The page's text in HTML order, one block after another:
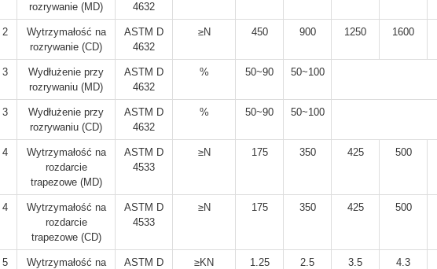
rozrywanie (MD)
4632
2
Wytrzymałość na
rozrywanie (CD)
ASTM D
4632
≥N 450 900 1250 1600
3
Wydłużenie przy
rozrywaniu (MD)
ASTM D
4632
% 50~90 50~100
3
Wydłużenie przy
rozrywaniu (CD)
ASTM D
4632
% 50~90 50~100
4
Wytrzymałość na
rozdarcie
trapezowe (MD)
ASTM D
4533
≥N 175 350 425 500
4
Wytrzymałość na
rozdarcie
trapezowe (CD)
ASTM D
4533
≥N 175 350 425 500
5
Wytrzymałość na
ASTM D
≥KN 1.25 2.5 3.5 4.3